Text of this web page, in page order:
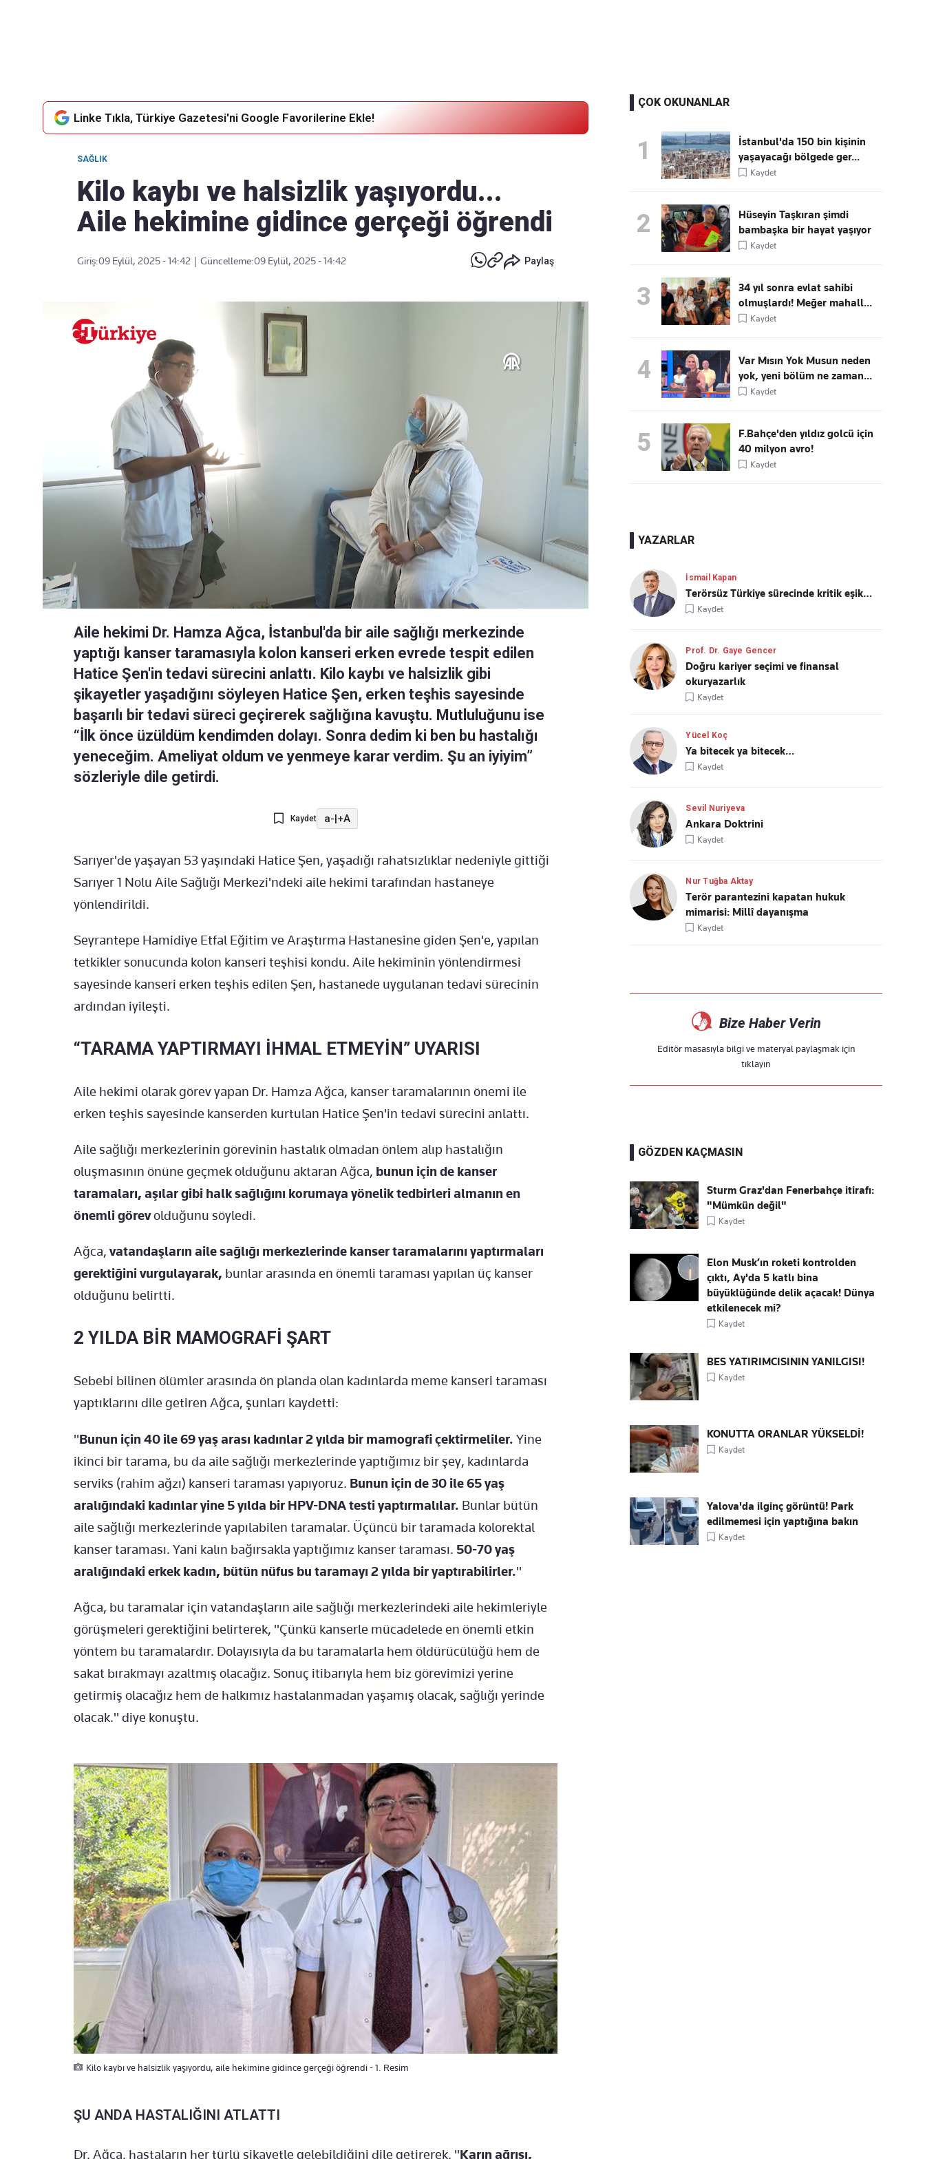
Linke Tıkla, Türkiye Gazetesi'ni Google Favorilerine Ekle!
SAĞLIK
Kilo kaybı ve halsizlik yaşıyordu...
Aile hekimine gidince gerçeği öğrendi
Giriş:09 Eylül, 2025 - 14:42 Güncelleme:09 Eylül, 2025 - 14:42 Paylaş
Aile hekimi Dr. Hamza Ağca, İstanbul'da bir aile sağlığı merkezinde
yaptığı kanser taramasıyla kolon kanseri erken evrede tespit edilen
Hatice Şen'in tedavi sürecini anlattı. Kilo kaybı ve halsizlik gibi
şikayetler yaşadığını söyleyen Hatice Şen, erken teşhis sayesinde
başarılı bir tedavi süreci geçirerek sağlığına kavuştu. Mutluluğunu ise
“İlk önce üzüldüm kendimden dolayı. Sonra dedim ki ben bu hastalığı
yeneceğim. Ameliyat oldum ve yenmeye karar verdim. Şu an iyiyim”
sözleriyle dile getirdi.
Kaydet a-|+A
Sarıyer'de yaşayan 53 yaşındaki Hatice Şen, yaşadığı rahatsızlıklar nedeniyle gittiği
Sarıyer 1 Nolu Aile Sağlığı Merkezi'ndeki aile hekimi tarafından hastaneye
yönlendirildi.
Seyrantepe Hamidiye Etfal Eğitim ve Araştırma Hastanesine giden Şen'e, yapılan
tetkikler sonucunda kolon kanseri teşhisi kondu. Aile hekiminin yönlendirmesi
sayesinde kanseri erken teşhis edilen Şen, hastanede uygulanan tedavi sürecinin
ardından iyileşti.
“TARAMA YAPTIRMAYI İHMAL ETMEYİN” UYARISI
Aile hekimi olarak görev yapan Dr. Hamza Ağca, kanser taramalarının önemi ile
erken teşhis sayesinde kanserden kurtulan Hatice Şen'in tedavi sürecini anlattı.
Aile sağlığı merkezlerinin görevinin hastalık olmadan önlem alıp hastalığın
oluşmasının önüne geçmek olduğunu aktaran Ağca, bunun için de kanser
taramaları, aşılar gibi halk sağlığını korumaya yönelik tedbirleri almanın en
önemli görevolduğunu söyledi.
Ağca, vatandaşların aile sağlığı merkezlerinde kanser taramalarını yaptırmaları
gerektiğini vurgulayarak, bunlar arasında en önemli taraması yapılan üç kanser
olduğunu belirtti.
2 YILDA BİR MAMOGRAFİ ŞART
Sebebi bilinen ölümler arasında ön planda olan kadınlarda meme kanseri taraması
yaptıklarını dile getiren Ağca, şunları kaydetti:
"Bunun için 40 ile 69 yaş arası kadınlar 2 yılda bir mamografi çektirmeliler. Yine
ikinci bir tarama, bu da aile sağlığı merkezlerinde yaptığımız bir şey, kadınlarda
serviks (rahim ağzı) kanseri taraması yapıyoruz. Bunun için de 30 ile 65 yaş
aralığındaki kadınlar yine 5 yılda bir HPV-DNA testi yaptırmalılar. Bunlar bütün
aile sağlığı merkezlerinde yapılabilen taramalar. Üçüncü bir taramada kolorektal
kanser taraması. Yani kalın bağırsakla yaptığımız kanser taraması. 50-70 yaş
aralığındaki erkek kadın, bütün nüfus bu taramayı 2 yılda bir yaptırabilirler."
Ağca, bu taramalar için vatandaşların aile sağlığı merkezlerindeki aile hekimleriyle
görüşmeleri gerektiğini belirterek, "Çünkü kanserle mücadelede en önemli etkin
yöntem bu taramalardır. Dolayısıyla da bu taramalarla hem öldürücülüğü hem de
sakat bırakmayı azaltmış olacağız. Sonuç itibarıyla hem biz görevimizi yerine
getirmiş olacağız hem de halkımız hastalanmadan yaşamış olacak, sağlığı yerinde
olacak." diye konuştu.
Kilo kaybı ve halsizlik yaşıyordu, aile hekimine gidince gerçeği öğrendi - 1. Resim
ŞU ANDA HASTALIĞINI ATLATTI
Dr. Ağca, hastaların her türlü şikayetle gelebildiğini dile getirerek, "Karın ağrısı,
ÇOK OKUNANLAR
1
İstanbul'da 150 bin kişinin
yaşayacağı bölgede ger...
Kaydet
2
Hüseyin Taşkıran şimdi
bambaşka bir hayat yaşıyor
Kaydet
3
34 yıl sonra evlat sahibi
olmuşlardı! Meğer mahall...
Kaydet
4
Var Mısın Yok Musun neden
yok, yeni bölüm ne zaman...
Kaydet
5
F.Bahçe'den yıldız golcü için
40 milyon avro!
Kaydet
YAZARLAR
İsmail Kapan
Terörsüz Türkiye sürecinde kritik eşik…
Kaydet
Prof. Dr. Gaye Gencer
Doğru kariyer seçimi ve finansal
okuryazarlık
Kaydet
Yücel Koç
Ya bitecek ya bitecek…
Kaydet
Sevil Nuriyeva
Ankara Doktrini
Kaydet
Nur Tuğba Aktay
Terör parantezini kapatan hukuk
mimarisi: Millî dayanışma
Kaydet
Bize Haber Verin
Editör masasıyla bilgi ve materyal paylaşmak için
tıklayın
GÖZDEN KAÇMASIN
Sturm Graz'dan Fenerbahçe itirafı:
"Mümkün değil"
Kaydet
Elon Musk’ın roketi kontrolden
çıktı, Ay'da 5 katlı bina
büyüklüğünde delik açacak! Dünya
etkilenecek mi?
Kaydet
BES YATIRIMCISININ YANILGISI!
Kaydet
KONUTTA ORANLAR YÜKSELDİ!
Kaydet
Yalova'da ilginç görüntü! Park
edilmemesi için yaptığına bakın
Kaydet